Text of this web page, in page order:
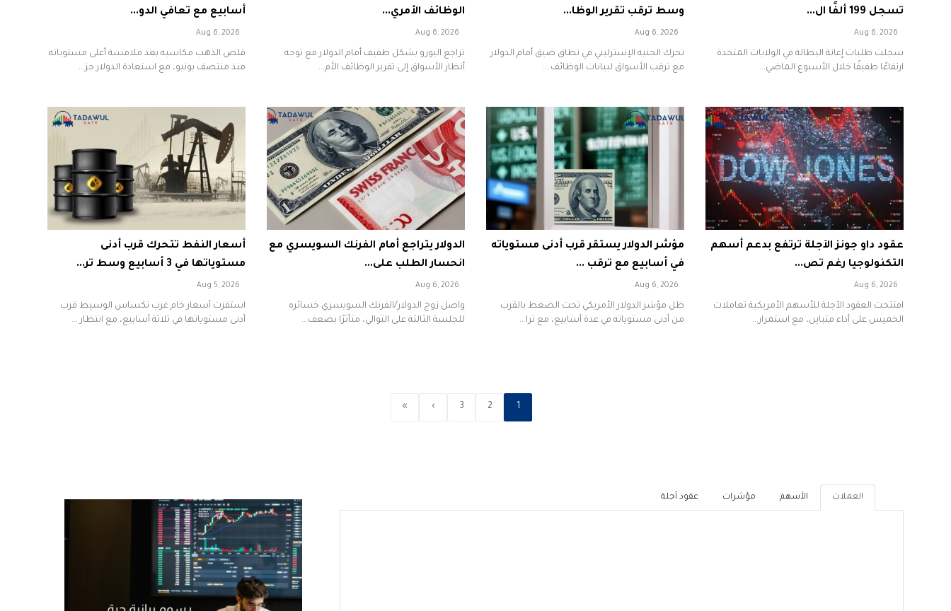
تسجل 199 ألفًا ال...
Aug 6, 2026
سجلت طلبات إعانة البطالة في الولايات المتحدة
ارتفاعًا طفيفًا خلال الأسبوع الماضي...
وسط ترقب تقرير الوظا...
Aug 6, 2026
تحرك الجنيه الإسترليني في نطاق ضيق أمام الدولار
مع ترقب الأسواق لبيانات الوظائف ...
الوظائف الأمري...
Aug 6, 2026
تراجع اليورو بشكل طفيف أمام الدولار مع توجه
أنظار الأسواق إلى تقرير الوظائف الأم...
أسابيع مع تعافي الدو...
Aug 6, 2026
قلص الذهب مكاسبه بعد ملامسة أعلى مستوياته
منذ منتصف يونيو، مع استعادة الدولار جز...
عقود داو جونز الآجلة ترتفع بدعم أسهم
التكنولوجيا رغم تص...
Aug 6, 2026
افتتحت العقود الآجلة للأسهم الأمريكية تعاملات
الخميس على أداء متباين، مع استمرار...
مؤشر الدولار يستقر قرب أدنى مستوياته
في أسابيع مع ترقب ...
Aug 6, 2026
ظل مؤشر الدولار الأمريكي تحت الضغط بالقرب
من أدنى مستوياته في عدة أسابيع، مع ترا...
الدولار يتراجع أمام الفرنك السويسري مع
انحسار الطلب على...
Aug 6, 2026
واصل زوج الدولار/الفرنك السويسري خسائره
للجلسة الثالثة على التوالي، متأثرًا بضعف...
أسعار النفط تتحرك قرب أدنى
مستوياتها في 3 أسابيع وسط تر...
Aug 5, 2026
استقرت أسعار خام غرب تكساس الوسيط قرب
أدنى مستوياتها في ثلاثة أسابيع، مع انتظار ...
1
2
3
›
»
العملات الأسهم مؤشرات عقود آجلة